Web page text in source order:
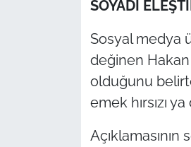
SOYADI
Sosyal medya
değinen Hakan
olduğunu
emek hırsızı
Açıklamasının